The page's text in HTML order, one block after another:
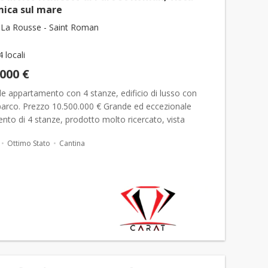
sul mare
Rousse - Saint Roman
locali
€
appartamento con 4 stanze, edificio di lusso con
Prezzo 10.500.000 € Grande ed eccezionale
di 4 stanze, prodotto molto ricercato, vista
Ottimo Stato Cantina